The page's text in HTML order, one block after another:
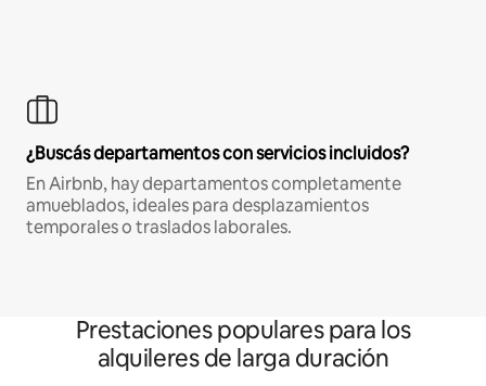
¿Buscás departamentos con servicios incluidos?
En Airbnb, hay departamentos completamente
amueblados, ideales para desplazamientos
temporales o traslados laborales.
Prestaciones populares para los
alquileres de larga duración